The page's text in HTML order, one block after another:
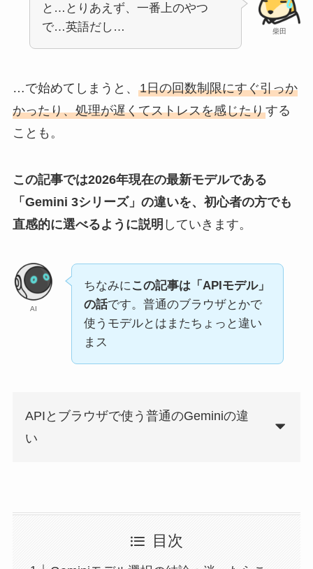
柴田
と…とりあえず、一番上のやつ
で…英語だし…
…で始めてしまうと、 1日の回数制限にすぐ引っか
かったり、処理が遅くてストレスを感じたりする
ことも。
この記事では2026年現在の最新モデルである
「Gemini 3シリーズ」の違いを、初心者の方でも
直感的に選べるように説明 していきます。
AI
ちなみにこの記事は「APIモデル」
の話です。普通のブラウザとかで
使うモデルとはまたちょっと違い
まス
APIとブラウザで使う普通のGeminiの違
い
目次